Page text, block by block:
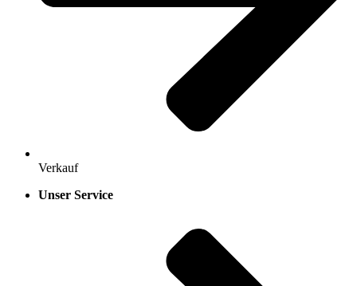
Verkauf
Unser Service